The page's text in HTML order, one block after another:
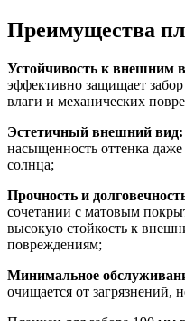
Преимущества
Устойчивость к внешним
эффективно защищает забор
влаги и механических
Эстетичный внешний вид:
насыщенность оттенка
солнца;
Прочность и
сочетании с матовым
высокую стойкость к
повреждениям;
Минимальное
очищается от загрязнений,